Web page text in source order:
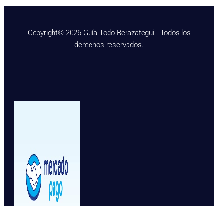
Copyright© 2026 Guía Todo Berazategui . Todos los
derechos reservados.